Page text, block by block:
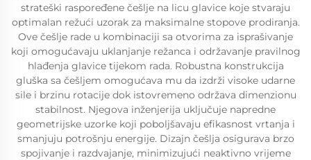
strateški raspoređene češlje na licu glavice koje stvaraju
optimalan režući uzorak za maksimalne stopove prodiranja.
Ove češlje rade u kombinaciji sa otvorima za isprašivanje
koji omogućavaju uklanjanje režanca i održavanje pravilnog
hlađenja glavice tijekom rada. Robustna konstrukcija
gluška sa češljem omogućava mu da izdrži visoke udarne
sile i brzinu rotacije dok istovremeno održava dimenzionu
stabilnost. Njegova inženjerija uključuje napredne
geometrijske uzorke koji poboljšavaju efikasnost vrtanja i
smanjuju potrošnju energije. Dizajn češlja osigurava brzo
spojivanje i razdvajanje, minimizujući neaktivno vrijeme